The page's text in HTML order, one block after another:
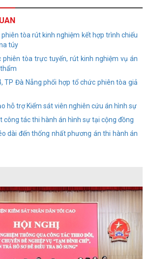
tòa rút kinh nghiệm kết hợp trình chiếu
túy
phiên tòa trực tuyến, rút kinh nghiệm vụ án
TP Đà Nẵng phối hợp tổ chức phiên tòa giả
hỗ trợ Kiểm sát viên nghiên cứu án hình sự
công tác thi hành án hình sự tại cộng đồng
dài đến thống nhất phương án thi hành án